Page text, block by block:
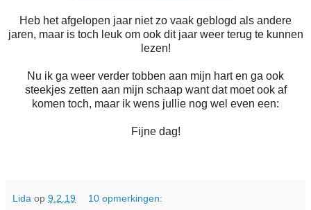
Heb het afgelopen jaar niet zo vaak geblogd als andere
jaren, maar is toch leuk om ook dit jaar weer terug te kunnen
lezen!
Nu ik ga weer verder tobben aan mijn hart en ga ook
steekjes zetten aan mijn schaap want dat moet ook af
komen toch, maar ik wens jullie nog wel even een:
Fijne dag!
Lida op 9.2.19 10 opmerkingen: